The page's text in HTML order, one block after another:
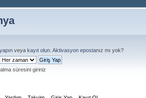
veya kayıt olun Aktivasyon epostanız mı yok?
süresini giriniz